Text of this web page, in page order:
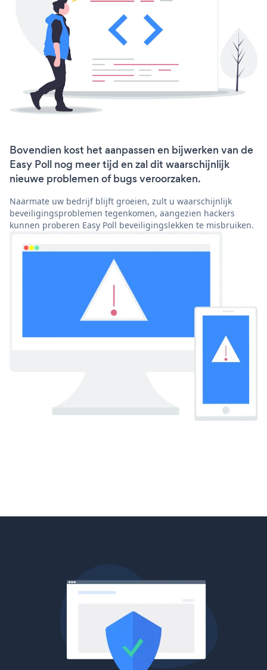
Bovendien kost het aanpassen en bijwerken van de
Easy Poll nog meer tijd en zal dit waarschijnlijk
nieuwe problemen of bugs veroorzaken.
Naarmate uw bedrijf blijft groeien, zult u waarschijnlijk
beveiligingsproblemen tegenkomen, aangezien hackers
kunnen proberen Easy Poll beveiligingslekken te misbruiken.